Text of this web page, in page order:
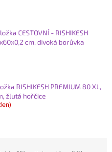
CESTOVNÍ - RISHIKESH
cm, divoká borůvka
RISHIKESH PREMIUM 80 XL,
žlutá hořčice